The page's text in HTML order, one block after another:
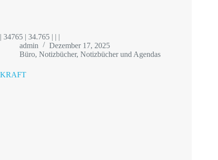
| 34765 | 34.765 | | |
admin
Dezember 17, 2025
Büro, Notizbücher, Notizbücher und Agendas
KRAFT